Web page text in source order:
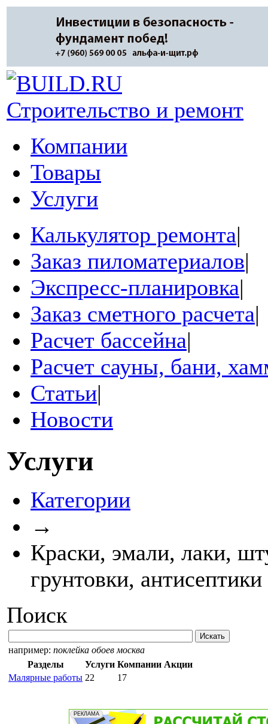
Строительство и ремонт
Компании
Товары
Услуги
Калькулятор ремонта|
Заказ пиломатериалов|
Экспресс-планировка|
Заказ сметного расчета|
Расчет бассейна|
Расчет сауны, бани,
Статьи|
Новости
Услуги
Категории
→
Краски, эмали, лаки,
грунтовки, антисептики
Поиск
например: поклейка обоев москва
Разделы
Услуги Компании Акции
Малярные работы 22 17